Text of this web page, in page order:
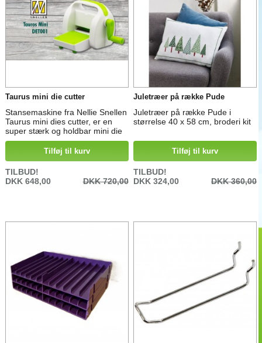
Taurus mini die cutter
Stansemaskine fra Nellie Snellen
Taurus mini dies cutter, er en
super stærk og holdbar mini die
cutter (Taurus ) - betyder en stor
og stærk TyrTilføj til kurv
TILBUD!
DKK 648,00
DKK 720,00
Juletræer på række Pude
Juletræer på række Pude i
størrelse 40 x 58 cm, broderi kit
Tilføj til kurv
TILBUD!
DKK 324,00
DKK 360,00